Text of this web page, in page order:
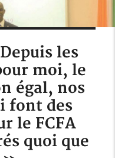
les
moi, le
égal, nos
font des
le FCFA
quoi que